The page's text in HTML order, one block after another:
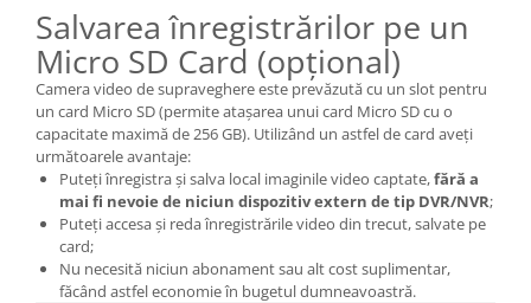
Salvarea înregistrărilor pe un
Micro SD Card (opțional)
Camera video de supraveghere este prevăzută cu un slot pentru
un card Micro SD (permite atașarea unui card Micro SD cu o
capacitate maximă de 256 GB). Utilizând un astfel de card aveți
următoarele avantaje:
Puteți înregistra și salva local imaginile video captate,fără a
mai fi nevoie de niciun dispozitiv extern de tip DVR/NVR;
Puteți accesa și reda înregistrările video din trecut, salvate pe
card;
Nu necesită niciun abonament sau alt cost suplimentar,
făcând astfel economie în bugetul dumneavoastră.